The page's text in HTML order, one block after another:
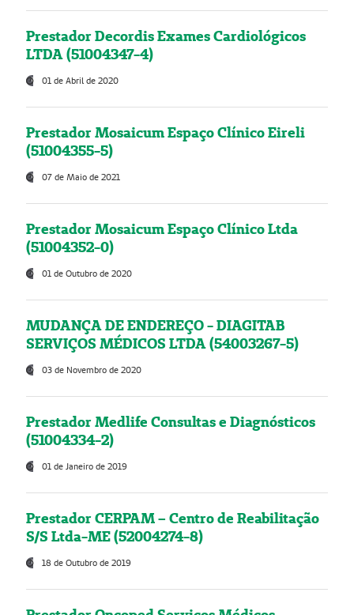
Prestador Decordis Exames Cardiológicos
LTDA (51004347-4)
01 de Abril de 2020
Prestador Mosaicum Espaço Clínico Eireli
(51004355-5)
07 de Maio de 2021
Prestador Mosaicum Espaço Clínico Ltda
(51004352-0)
01 de Outubro de 2020
MUDANÇA DE ENDEREÇO - DIAGITAB
SERVIÇOS MÉDICOS LTDA (54003267-5)
03 de Novembro de 2020
Prestador Medlife Consultas e Diagnósticos
(51004334-2)
01 de Janeiro de 2019
Prestador CERPAM – Centro de Reabilitação
S/S Ltda-ME (52004274-8)
18 de Outubro de 2019